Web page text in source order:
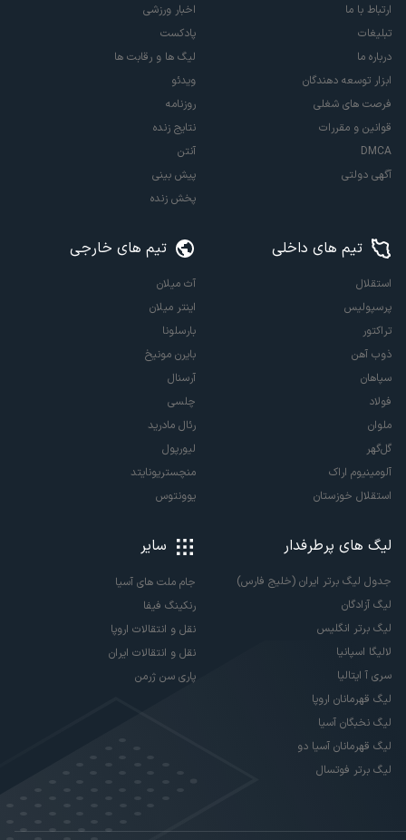
ارتباط با ما
تبلیغات
درباره ما
ابزار توسعه دهندگان
فرصت های شغلی
قوانین و مقررات
DMCA
آگهی دولتی
اخبار ورزشی
پادکست
لیگ ها و رقابت ها
ویدئو
روزنامه
نتایج زنده
آنتن
پیش بینی
پخش زنده
تیم های داخلی
استقلال
پرسپولیس
تراکتور
ذوب آهن
سپاهان
فولاد
ملوان
گل‌گهر
آلومینیوم اراک
استقلال خوزستان
تیم های خارجی
آث میلان
اینتر میلان
بارسلونا
بایرن مونیخ
آرسنال
چلسی
رئال مادرید
لیورپول
منچستریونایتد
یوونتوس
لیگ های پرطرفدار
جدول لیگ برتر ایران (خلیج فارس)
لیگ آزادگان
لیگ برتر انگلیس
لالیگا اسپانیا
سری آ ایتالیا
لیگ قهرمانان اروپا
لیگ نخبگان آسیا
لیگ قهرمانان آسیا دو
لیگ برتر فوتسال
سایر
جام ملت های آسیا
رنکینگ فیفا
نقل و انتقالات اروپا
نقل و انتقالات ایران
پاری سن ژرمن